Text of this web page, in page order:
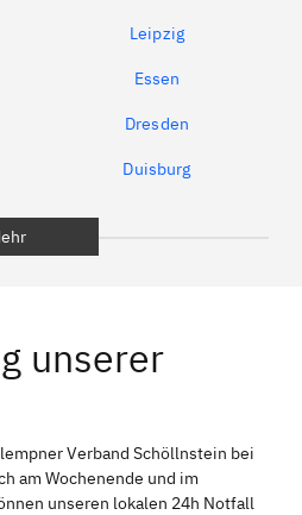
Leipzig
Essen
Dresden
Duisburg
Bamberg
Passau
unserer
Verband Schöllnstein bei
am Wochenende und im
unseren lokalen 24h Notfall